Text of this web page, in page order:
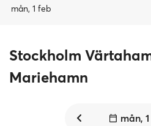
mån, 1 feb
Stockholm
Mariehamn
mån,